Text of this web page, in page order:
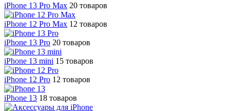
iPhone 13 Pro Max 20 товаров
iPhone 12 Pro Max 12 товаров
iPhone 13 Pro 20 товаров
iPhone 13 mini 15 товаров
iPhone 12 Pro 12 товаров
iPhone 13 18 товаров